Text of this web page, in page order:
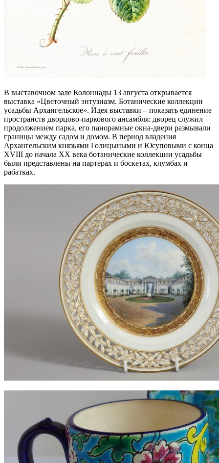
В выставочном зале Колоннады 13 августа открывается
выставка «Цветочный энтузиазм. Ботанические коллекции
усадьбы Архангельское». Идея выставки – показать единение
пространств дворцово-паркового ансамбля: дворец служил
продолжением парка, его панорамные окна-двери размывали
границы между садом и домом. В период владения
Архангельским князьями Голицыными и Юсуповыми с конца
XVIII до начала XX века ботанические коллекции усадьбы
были представлены на партерах и боскетах, клумбах и
рабатках.